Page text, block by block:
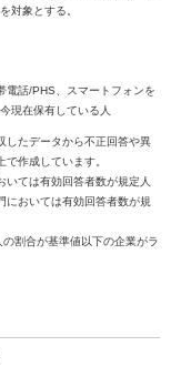
対象とする。
電話/PHS、スマートフォンを
現在保有している人
したデータから不正回答や異
作成しています。
ては有効回答者数が規定人
においては有効回答者数が規
割合が基準値以下の企業がラ